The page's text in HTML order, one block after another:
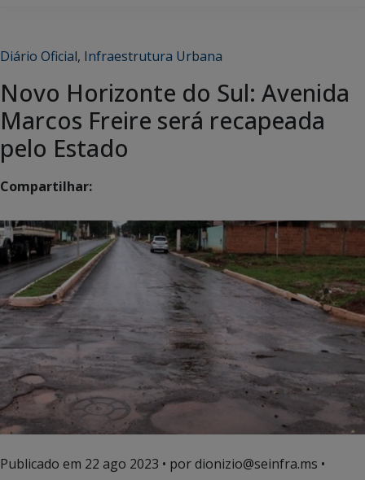
Diário Oficial, Infraestrutura Urbana
Novo Horizonte do Sul: Avenida
Marcos Freire será recapeada
pelo Estado
Compartilhar:
Publicado em 22 ago 2023 • por dionizio@seinfra.ms •